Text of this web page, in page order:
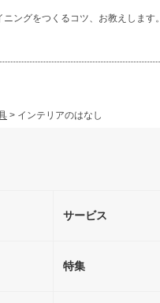
ングをつくるコツ、お教えします。
> インテリアのはなし
サービス
特集